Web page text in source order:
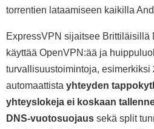
torrentien lataamiseen kaikilla
ExpressVPN sijaitsee Brittiläisillä
käyttää OpenVPN:ää ja
turvallisuustoimintoja, esimerkiksi
automaattista yhteyden
yhteyslokeja ei koskaan
DNS-vuotosuojaus sekä split